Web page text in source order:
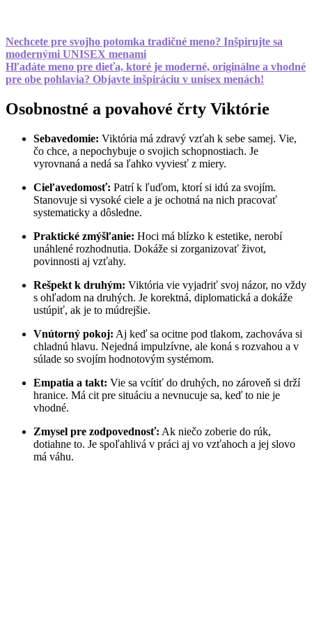
Nechcete pre svojho potomka tradičné meno? Inšpirujte sa
modernými UNISEX menami
Hľadáte meno pre dieťa, ktoré je moderné, originálne a vhodné
pre obe pohlavia? Objavte inšpiráciu v unisex menách!
Osobnostné a povahové črty Viktórie
Sebavedomie: Viktória má zdravý vzťah k sebe samej. Vie,
čo chce, a nepochybuje o svojich schopnostiach. Je
vyrovnaná a nedá sa ľahko vyviesť z miery.
Cieľavedomosť: Patrí k ľuďom, ktorí si idú za svojím.
Stanovuje si vysoké ciele a je ochotná na nich pracovať
systematicky a dôsledne.
Praktické zmýšľanie: Hoci má blízko k estetike, nerobí
unáhlené rozhodnutia. Dokáže si zorganizovať život,
povinnosti aj vzťahy.
Rešpekt k druhým: Viktória vie vyjadriť svoj názor, no vždy
s ohľadom na druhých. Je korektná, diplomatická a dokáže
ustúpiť, ak je to múdrejšie.
Vnútorný pokoj: Aj keď sa ocitne pod tlakom, zachováva si
chladnú hlavu. Nejedná impulzívne, ale koná s rozvahou a v
súlade so svojím hodnotovým systémom.
Empatia a takt: Vie sa vcítiť do druhých, no zároveň si drží
hranice. Má cit pre situáciu a nevnucuje sa, keď to nie je
vhodné.
Zmysel pre zodpovednosť: Ak niečo zoberie do rúk,
dotiahne to. Je spoľahlivá v práci aj vo vzťahoch a jej slovo
má váhu.